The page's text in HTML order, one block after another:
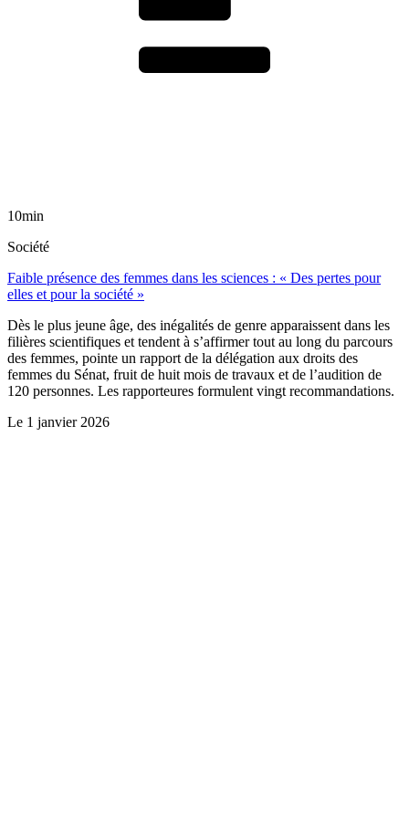
10min
Société
Faible présence des femmes dans les sciences : « Des pertes pour
elles et pour la société »
Dès le plus jeune âge, des inégalités de genre apparaissent dans les
filières scientifiques et tendent à s’affirmer tout au long du parcours
des femmes, pointe un rapport de la délégation aux droits des
femmes du Sénat, fruit de huit mois de travaux et de l’audition de
120 personnes. Les rapporteures formulent vingt recommandations.
Le 1 janvier 2026